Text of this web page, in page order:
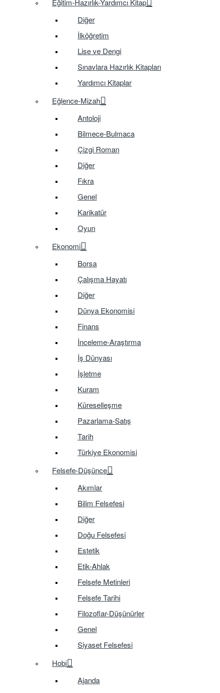
Diğer
İlköğretim
Lise ve Dengi
Sınavlara Hazırlık Kitapları
Yardımcı Kitaplar
Eğlence-Mizah
Antoloji
Bilmece-Bulmaca
Çizgi Roman
Diğer
Fıkra
Genel
Karikatür
Oyun
Ekonomi
Borsa
Çalışma Hayatı
Diğer
Dünya Ekonomisi
Finans
İnceleme-Araştırma
İş Dünyası
İşletme
Kuram
Küreselleşme
Pazarlama-Satış
Tarih
Türkiye Ekonomisi
Felsefe-Düşünce
Akımlar
Bilim Felsefesi
Diğer
Doğu Felsefesi
Estetik
Etik-Ahlak
Felsefe Metinleri
Felsefe Tarihi
Filozoflar-Düşünürler
Genel
Siyaset Felsefesi
Hobi
Ajanda